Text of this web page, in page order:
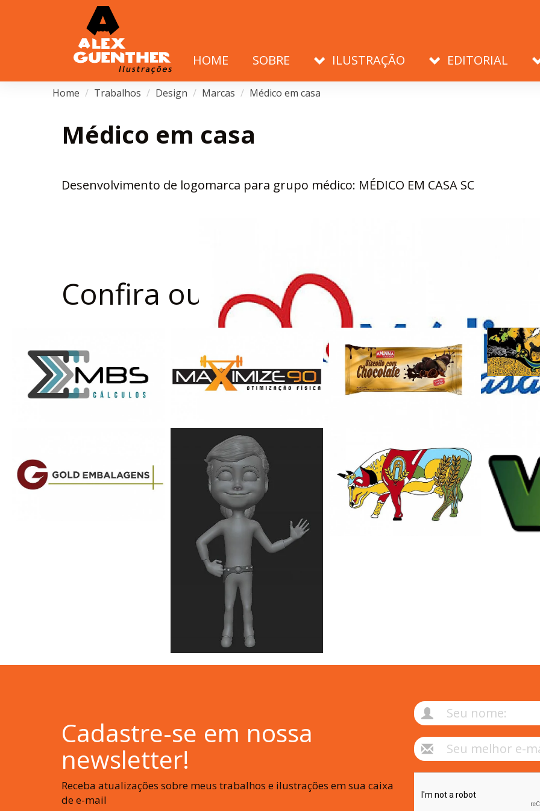
HOME SOBRE ILUSTRAÇÃO EDITORIAL
Home Trabalhos Design Marcas Médico em casa
Médico em casa
Desenvolvimento de logomarca para grupo médico: MÉDICO EM CASA SC
Confira outros Trabalhos
Cadastre-se em nossa
newsletter!
Receba atualizações sobre meus trabalhos e ilustrações em sua caixa
de e-mail